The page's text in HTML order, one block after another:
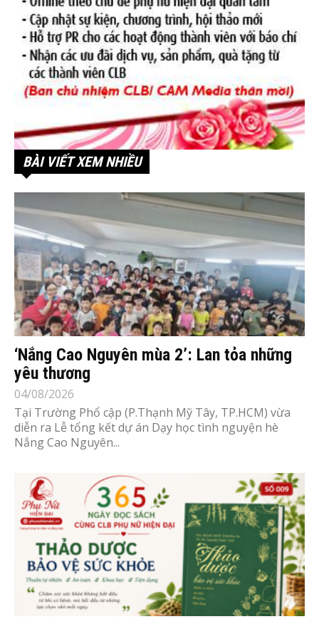
BÀI VIẾT XEM NHIỀU
‘Nắng Cao Nguyên mùa 2’: Lan tỏa những
yêu thương
04/08/2026
Tại Trường Phổ cập (P.Thạnh Mỹ Tây, TP.HCM) vừa
diễn ra Lễ tổng kết dự án Dạy học tình nguyện hè
Nắng Cao Nguyên...